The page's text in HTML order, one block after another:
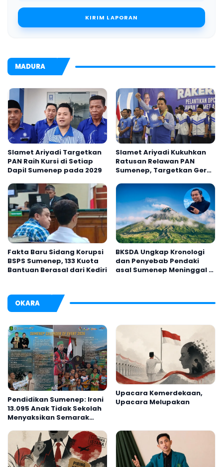
KIRIM LAPORAN
MADURA
Slamet Ariyadi Targetkan
PAN Raih Kursi di Setiap
Dapil Sumenep pada 2029
Slamet Ariyadi Kukuhkan
Ratusan Relawan PAN
Sumenep, Targetkan Gerak
Fakta Baru Sidang Korupsi
BSPS Sumenep, 133 Kuota
Bantuan Berasal dari Kediri
BKSDA Ungkap Kronologi
dan Penyebab Pendaki
asal Sumenep Meninggal di
OKARA
Pendidikan Sumenep: Ironi
13.095 Anak Tidak Sekolah
Menyaksikan Semarak
2026
Upacara Kemerdekaan,
Upacara Melupakan